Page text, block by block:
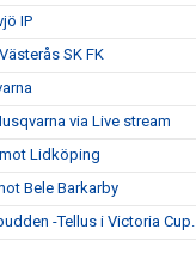
IP
SK FK
via Live stream
Lidköping
Bele Barkarby
-Tellus i Victoria Cup.